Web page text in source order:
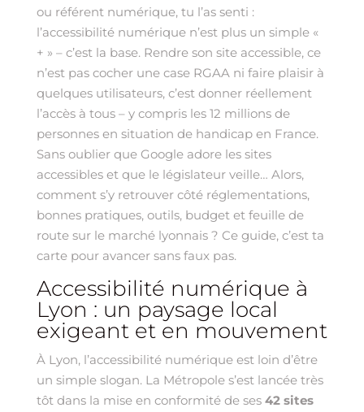
ou référent numérique, tu l’as senti :
l’accessibilité numérique n’est plus un simple «
+ » – c’est la base. Rendre son site accessible, ce
n’est pas cocher une case RGAA ni faire plaisir à
quelques utilisateurs, c’est donner réellement
l’accès à tous – y compris les 12 millions de
personnes en situation de handicap en France.
Sans oublier que Google adore les sites
accessibles et que le législateur veille… Alors,
comment s’y retrouver côté réglementations,
bonnes pratiques, outils, budget et feuille de
route sur le marché lyonnais ? Ce guide, c’est ta
carte pour avancer sans faux pas.
Accessibilité numérique à
Lyon : un paysage local
exigeant et en mouvement
À Lyon, l’accessibilité numérique est loin d’être
un simple slogan. La Métropole s’est lancée très
tôt dans la mise en conformité de ses 42 sites